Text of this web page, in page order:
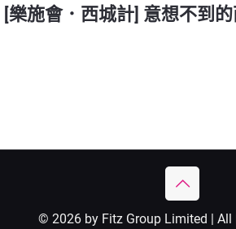
[樂施會．西城計] 意想不到
© 2026 by Fitz Group Limited | All